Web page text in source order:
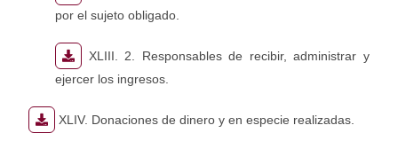
por el sujeto obligado.
XLIII. 2. Responsables de recibir, administrar y
ejercer los ingresos.
XLIV. Donaciones de dinero y en especie realizadas.